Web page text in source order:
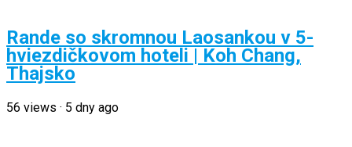
Rande so skromnou Laosankou v 5-
hviezdičkovom hoteli | Koh Chang,
Thajsko
56 views · 5 dny ago